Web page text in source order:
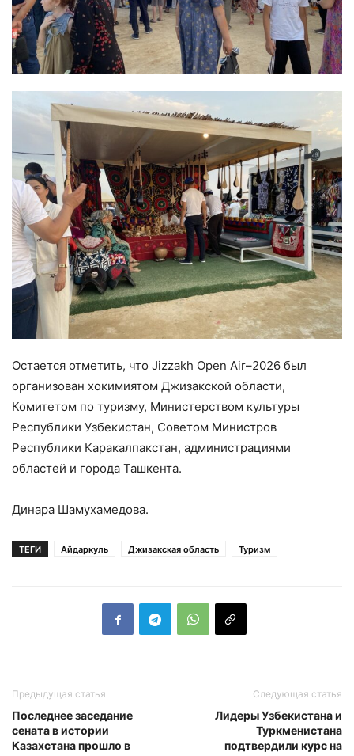
Остается отметить, что Jizzakh Open Air–2026 был
организован хокимиятом Джизакской области,
Комитетом по туризму, Министерством культуры
Республики Узбекистан, Советом Министров
Республики Каракалпакстан, администрациями
областей и города Ташкента.
Динара Шамухамедова.
ТЕГИ Айдаркуль Джизакская область Туризм
Предыдущая статья
Последнее заседание
сената в истории
Казахстана прошло в
Следующая статья
Лидеры Узбекистана и
Туркменистана
подтвердили курс на